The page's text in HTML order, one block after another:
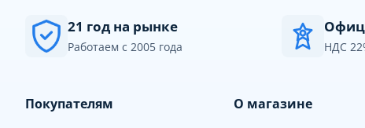
21 год на рынке
Работаем с 2005 года НДС
Покупателям О магазине